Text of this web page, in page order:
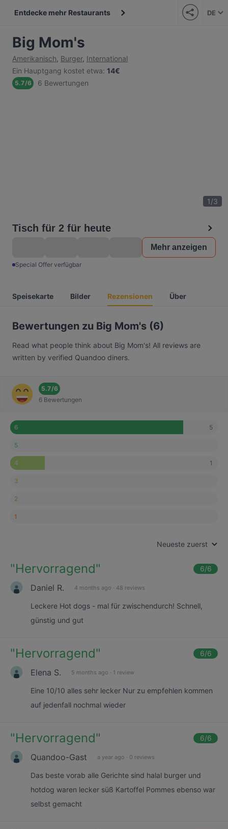
Entdecke mehr Restaurants DE
Big Mom's
Amerikanisch, Burger, International
Ein Hauptgang kostet etwa: 14€
5.7/6 6 Bewertungen
1/3
Tisch für 2 für heute
Mehr anzeigen
Special Offer verfügbar
Speisekarte Bilder Rezensionen Über
Bewertungen zu Big Mom's (6)
Read what people think about Big Mom's! All reviews are
written by verified Quandoo diners.
5.7/6
6 Bewertungen
6 5
5
4 1
3
2
1
Neueste zuerst
"Hervorragend" 6/6
Daniel R. 4 months ago · 48 reviews
Leckere Hot dogs - mal für zwischendurch! Schnell,
günstig und gut
"Hervorragend" 6/6
Elena S. 5 months ago · 1 review
Eine 10/10 alles sehr lecker Nur zu empfehlen kommen
auf jedenfall nochmal wieder
"Hervorragend" 6/6
Quandoo-Gast a year ago · 0 reviews
Das beste vorab alle Gerichte sind halal burger und
hotdog waren lecker süß Kartoffel Pommes ebenso war
selbst gemacht